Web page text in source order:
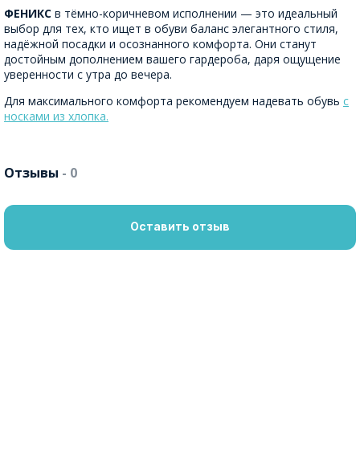
ФЕНИКС в тёмно-коричневом исполнении — это идеальный
выбор для тех, кто ищет в обуви баланс элегантного стиля,
надёжной посадки и осознанного комфорта. Они станут
достойным дополнением вашего гардероба, даря ощущение
уверенности с утра до вечера.
Для максимального комфорта рекомендуем надевать обувь с
носками из хлопка.
Отзывы - 0
Оставить отзыв